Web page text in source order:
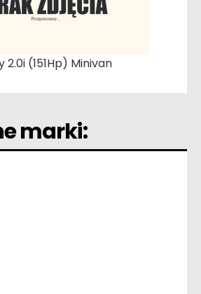
(151Hp) Minivan
marki: